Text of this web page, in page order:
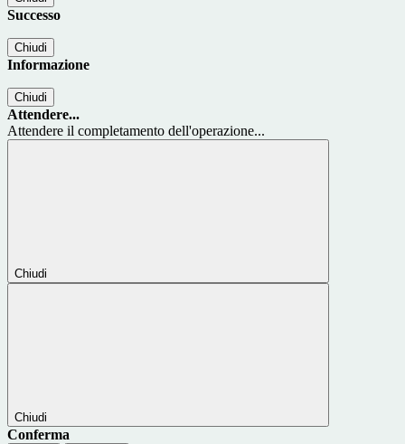
Successo
Chiudi
Informazione
Chiudi
Attendere...
Attendere il completamento dell'operazione...
Chiudi
Chiudi
Conferma